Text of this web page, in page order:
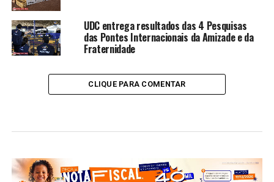
UDC entrega resultados das 4 Pesquisas
das Pontes Internacionais da Amizade e da
Fraternidade
CLIQUE PARA COMENTAR